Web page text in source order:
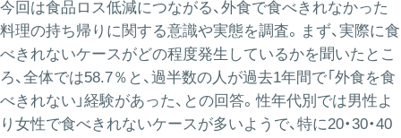
今回は食品ロス低減につながる、外食で食べきれなかった
料理の持ち帰りに関する意識や実態を調査。まず、実際に食
べきれないケースがどの程度発生しているかを聞いたとこ
ろ、全体では58.7％と、過半数の人が過去1年間で「外食を食
べきれない」経験があった、との回答。性年代別では男性よ
り女性で食べきれないケースが多いようで、特に20・30・40